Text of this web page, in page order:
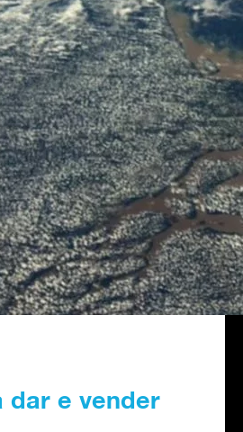
dar e vender